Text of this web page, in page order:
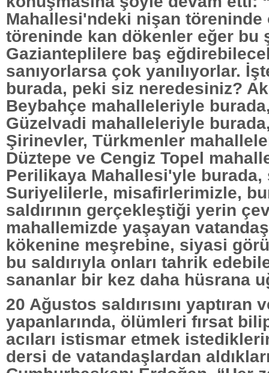
Mahallesi'ndeki nişan töreninde
töreninde kan dökenler eğer bu
Gazianteplilere baş
sanıyorlarsa çok yanılıyorlar.
burada, peki siz neredesiniz?
Beybahçe mahalleleriyle
Güzelvadi mahalleleriyle
Şirinevler, Türkmenler
Düztepe ve Cengiz Topel
Perilikaya Mahallesi'yle burada,
Suriyelilerle, misafirlerimizle,
saldırının gerçekleştiği yerin
mahallemizde yaşayan
kökenine meşrebine, siyasi
bu saldırıyla onları tahrik
sananlar bir kez daha hüsrana
20 Ağustos saldırısını yaptıran
yapanlarında, ölümleri fırsat
acıları istismar etmek
dersi de vatandaşlardan